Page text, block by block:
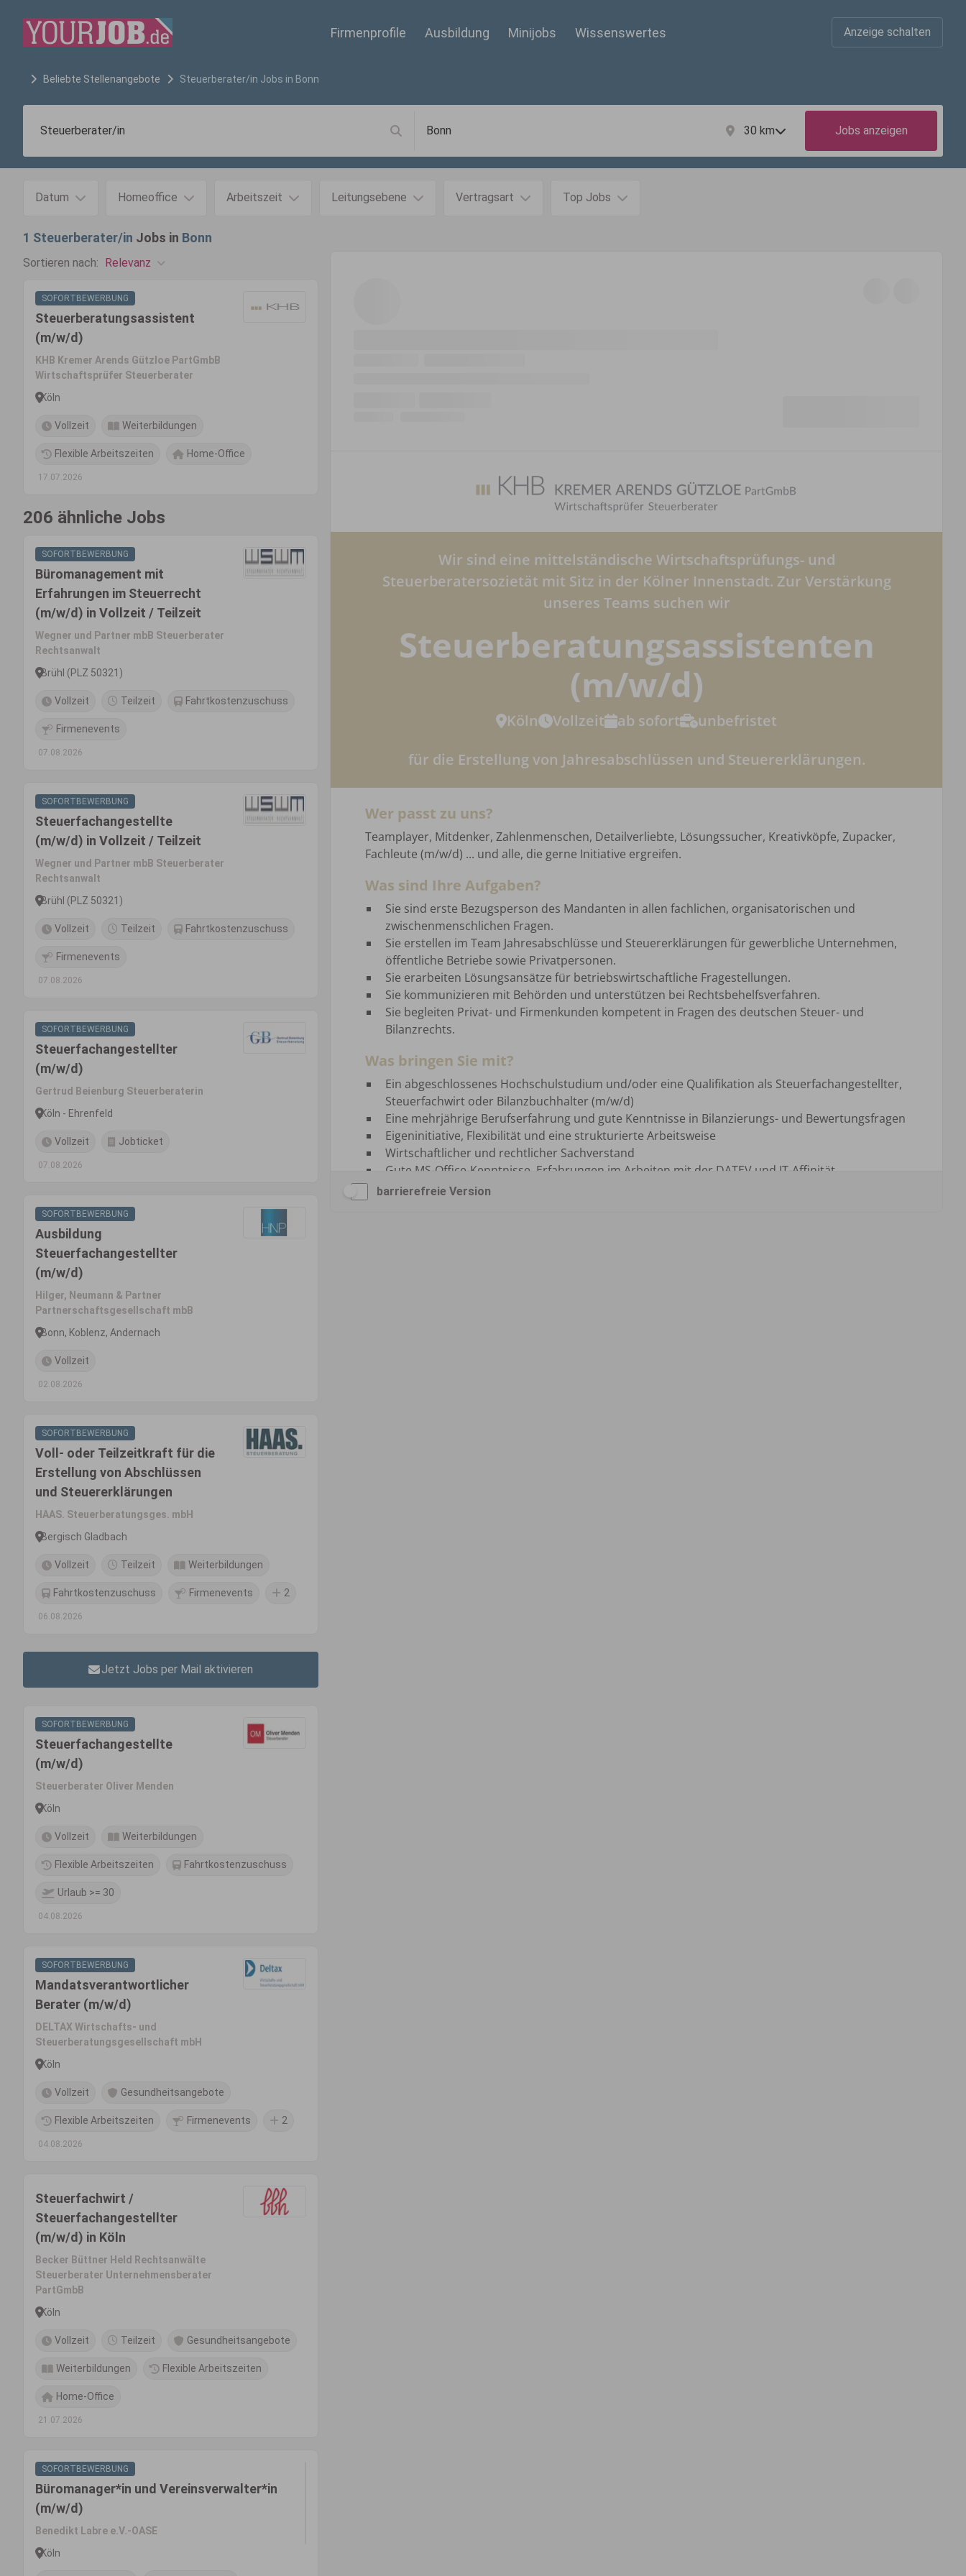
Firmenprofile Ausbildung Minijobs Wissenswertes Anzeige schalten
Beliebte Stellenangebote Steuerberater/in Jobs in Bonn
30 km Jobs anzeigen
Datum Homeoffice Arbeitszeit Leitungsebene Vertragsart Top Jobs
1 Steuerberater/in Jobs in Bonn
Sortieren nach: Relevanz
SOFORTBEWERBUNG
Steuerberatungsassistent
(m/w/d)
KHB Kremer Arends Gützloe PartGmbB
Wirtschaftsprüfer Steuerberater
Köln
Vollzeit Weiterbildungen
Flexible Arbeitszeiten Home-Office
17.07.2026
206 ähnliche Jobs
SOFORTBEWERBUNG
Büromanagement mit
Erfahrungen im Steuerrecht
(m/w/d) in Vollzeit / Teilzeit
Wegner und Partner mbB Steuerberater
Rechtsanwalt
Brühl (PLZ 50321)
Vollzeit Teilzeit Fahrtkostenzuschuss
Firmenevents
07.08.2026
SOFORTBEWERBUNG
Steuerfachangestellte
(m/w/d) in Vollzeit / Teilzeit
Wegner und Partner mbB Steuerberater
Rechtsanwalt
Brühl (PLZ 50321)
Vollzeit Teilzeit Fahrtkostenzuschuss
Firmenevents
07.08.2026
SOFORTBEWERBUNG
Steuerfachangestellter
(m/w/d)
Gertrud Beienburg Steuerberaterin
Köln - Ehrenfeld
Vollzeit Jobticket
07.08.2026
SOFORTBEWERBUNG
Ausbildung
Steuerfachangestellter
(m/w/d)
Hilger, Neumann & Partner
Partnerschaftsgesellschaft mbB
Bonn, Koblenz, Andernach
Vollzeit
02.08.2026
SOFORTBEWERBUNG
Voll- oder Teilzeitkraft für die
Erstellung von Abschlüssen
und Steuererklärungen
HAAS. Steuerberatungsges. mbH
Bergisch Gladbach
Vollzeit Teilzeit Weiterbildungen
Fahrtkostenzuschuss Firmenevents 2
06.08.2026
Jetzt Jobs per Mail aktivieren
SOFORTBEWERBUNG
Steuerfachangestellte
(m/w/d)
Steuerberater Oliver Menden
Köln
Vollzeit Weiterbildungen
Flexible Arbeitszeiten Fahrtkostenzuschuss
Urlaub >= 30
04.08.2026
SOFORTBEWERBUNG
Mandatsverantwortlicher
Berater (m/w/d)
DELTAX Wirtschafts- und
Steuerberatungsgesellschaft mbH
Köln
Vollzeit Gesundheitsangebote
Flexible Arbeitszeiten Firmenevents 2
04.08.2026
Steuerfachwirt /
Steuerfachangestellter
(m/w/d) in Köln
Becker Büttner Held Rechtsanwälte
Steuerberater Unternehmensberater
PartGmbB
Köln
Vollzeit Teilzeit Gesundheitsangebote
Weiterbildungen Flexible Arbeitszeiten
Home-Office
21.07.2026
SOFORTBEWERBUNG
Büromanager*in und Vereinsverwalter*in
(m/w/d)
Benedikt Labre e.V.-OASE
Köln
barrierefreie Version